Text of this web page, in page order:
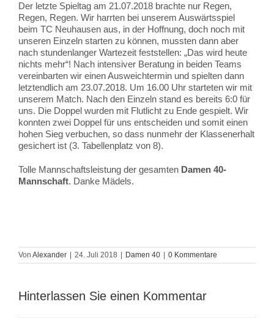
Der letzte Spieltag am 21.07.2018 brachte nur Regen,
Regen, Regen. Wir harrten bei unserem Auswärtsspiel
beim TC Neuhausen aus, in der Hoffnung, doch noch mit
unseren Einzeln starten zu können, mussten dann aber
nach stundenlanger Wartezeit feststellen: „Das wird heute
nichts mehr“! Nach intensiver Beratung in beiden Teams
vereinbarten wir einen Ausweichtermin und spielten dann
letztendlich am 23.07.2018. Um 16.00 Uhr starteten wir mit
unserem Match. Nach den Einzeln stand es bereits 6:0 für
uns. Die Doppel wurden mit Flutlicht zu Ende gespielt. Wir
konnten zwei Doppel für uns entscheiden und somit einen
hohen Sieg verbuchen, so dass nunmehr der Klassenerhalt
gesichert ist (3. Tabellenplatz von 8).
Tolle Mannschaftsleistung der gesamten Damen 40-
Mannschaft. Danke Mädels.
Von Alexander 24. Juli 2018 Damen 40 0 Kommentare
Hinterlassen Sie einen Kommentar